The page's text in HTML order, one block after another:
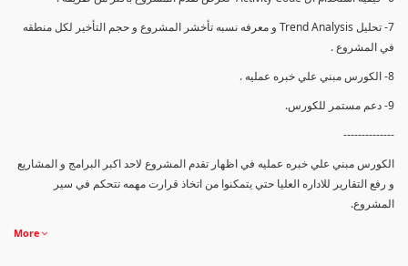
7- تحليل Trend Analysis و معرفه نسبه تأخشر المشروع و حجم التأخير لكل منطقه
في المشروع .
8- الكورس مبني علي خبره عمليه .
9- دعم مستمر للكورس.
--------------
الكورس مبني علي خبره عمليه في اظهار تقدم المشروع لاحد اكبر البرامج و المشاريع
و رفع التقارير للاداره العليا حتي يتمكنوا من اتخاذ قرارت مهمه تتحكم في سير
المشروع.
More